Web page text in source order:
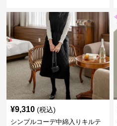
¥9,310 (税込)
シンプルコーデ中綿入りキルテ